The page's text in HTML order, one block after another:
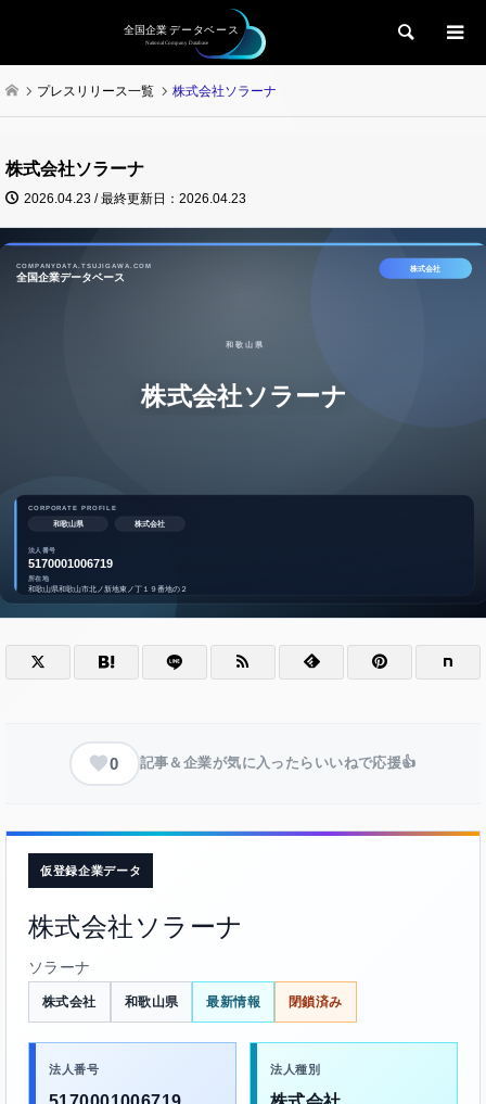
検索
プレスリリース一覧 株式会社ソラーナ
株式会社ソラーナ
2026.04.23 / 最終更新日：2026.04.23
0 記事＆企業が気に入ったらいいねで応援👍
仮登録企業データ
株式会社ソラーナ
ソラーナ
株式会社 和歌山県 最新情報 閉鎖済み
法人番号 法人種別